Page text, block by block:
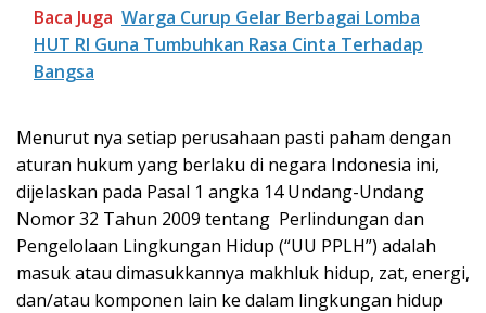
Baca Juga Warga Curup Gelar Berbagai Lomba
HUT RI Guna Tumbuhkan Rasa Cinta Terhadap
Bangsa
Menurut nya setiap perusahaan pasti paham dengan
aturan hukum yang berlaku di negara Indonesia ini,
dijelaskan pada Pasal 1 angka 14 Undang-Undang
Nomor 32 Tahun 2009 tentang Perlindungan dan
Pengelolaan Lingkungan Hidup (“UU PPLH”) adalah
masuk atau dimasukkannya makhluk hidup, zat, energi,
dan/atau komponen lain ke dalam lingkungan hidup